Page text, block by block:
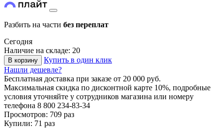
Разбить на части без переплат
Сегодня
Наличие на складе: 20
В корзину
Купить в один клик
Нашли дешевле?
Бесплатная доставка при заказе от 20 000 руб.
Максимальная скидка по дисконтной карте 10%, подробные
условия уточняйте у сотрудников магазина или номеру
телефона 8 800 234-83-34
Просмотров: 709 раз
Купили: 71 раз